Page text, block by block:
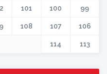
99
100
101
106
107
108
113
114